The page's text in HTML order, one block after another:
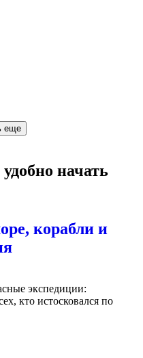
еще
начать
корабли и
экспедиции:
кто истосковался по